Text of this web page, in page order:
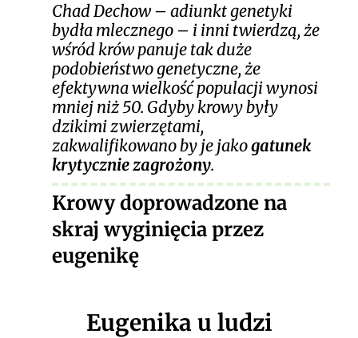
Chad Dechow – adiunkt genetyki
bydła mlecznego – i inni twierdzą, że
wśród krów panuje tak duże
podobieństwo genetyczne, że
efektywna wielkość populacji wynosi
mniej niż 50. Gdyby krowy były
dzikimi zwierzętami,
zakwalifikowano by je jakogatunek
krytycznie zagrożony.
Krowy doprowadzone na
skraj wyginięcia przez
eugenikę
Eugenika u ludzi